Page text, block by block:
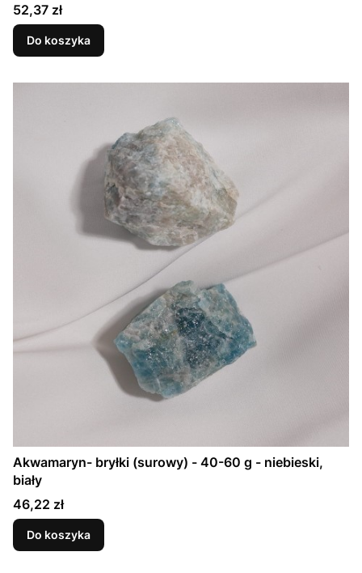
Cena
52,37 zł
Do koszyka
Akwamaryn- bryłki (surowy) - 40-60 g - niebieski,
biały
Cena
46,22 zł
Do koszyka